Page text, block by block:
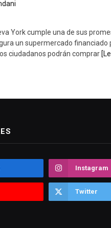
York cumple una de sus
un supermercado financiado
ciudadanos podrán comprar
Instagram
Twitter